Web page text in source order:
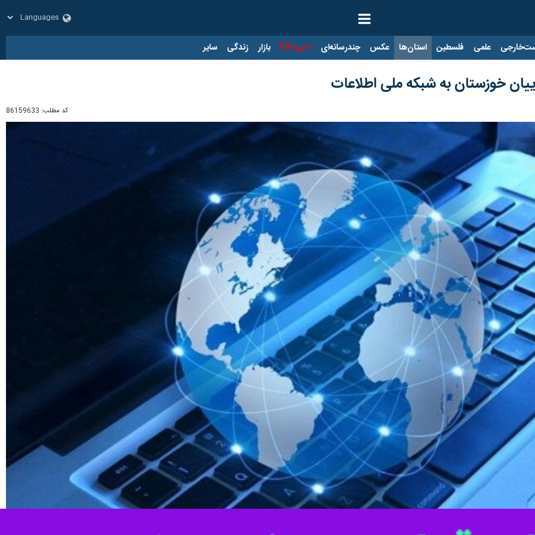
علمی فلسطین استان‌ها عکس چندرسانه‌ای ایرنا TV بازار زندگی سایر
کد مطلب: 86159633